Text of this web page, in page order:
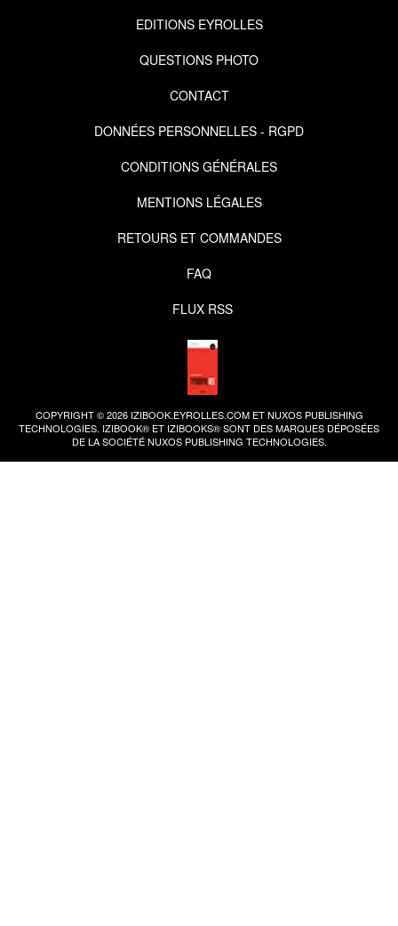
EDITIONS EYROLLES
QUESTIONS PHOTO
CONTACT
DONNÉES PERSONNELLES - RGPD
CONDITIONS GÉNÉRALES
MENTIONS LÉGALES
RETOURS ET COMMANDES
FAQ
FLUX RSS
COPYRIGHT © 2026 IZIBOOK.EYROLLES.COM ET NUXOS PUBLISHING
TECHNOLOGIES. IZIBOOK® ET IZIBOOKS®SONT DES MARQUES DÉPOSÉES
DE LA SOCIÉTÉNUXOS PUBLISHING TECHNOLOGIES.